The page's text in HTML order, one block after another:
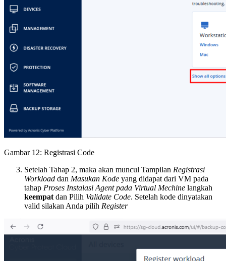
Gambar 12: Registrasi Code
Setelah Tahap 2, maka akan muncul Tampilan Registrasi
Workload dan Masukan Kode yang didapat dari VM pada
tahap Proses Instalasi Agent pada Virtual Mechine langkah
keempat dan Pilih Validate Code. Setelah kode dinyatakan
valid silakan Anda pilih Register